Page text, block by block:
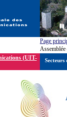
Page
(UIT-